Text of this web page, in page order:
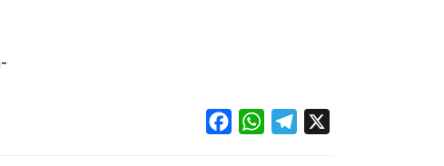
FacebookWhatsAppTelegram